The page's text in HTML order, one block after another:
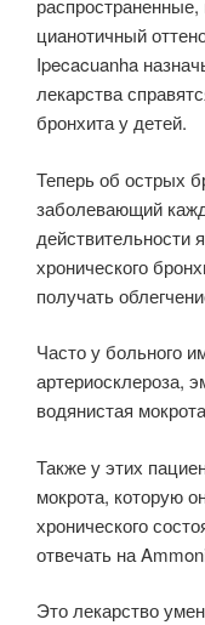
цианотичный
Ipecacuanha
лекарства
бронхита у детей.
Теперь об острых
заболевающий
действительности
хронического
получать
Часто у больного
артериосклероза,
водянистая
Также у этих
мокрота, которую
хронического
отвечать на
Это лекарство